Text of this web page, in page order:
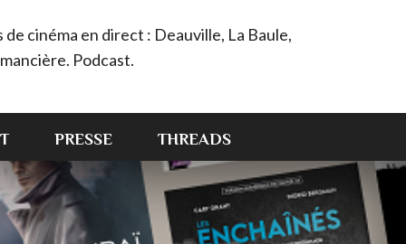
cinéma en direct : Deauville, La Baule,
Podcast.
PRESSE THREADS